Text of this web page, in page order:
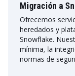
Migración a
Ofrecemos
heredados y
Snowflake.
mínima, la
normas de